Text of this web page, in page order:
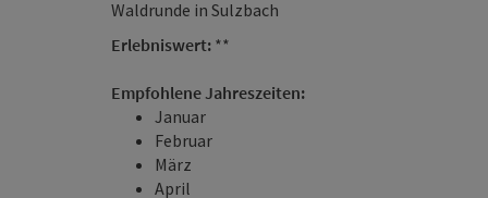
Waldrunde in Sulzbach
Erlebniswert: **
Empfohlene Jahreszeiten:
Januar
Februar
März
April